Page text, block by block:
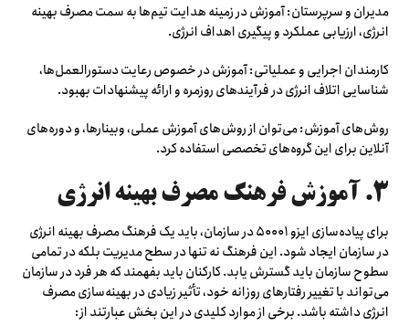
مدیران و سرپرستان: آموزش در زمینه هدایت تیم‌ها به سمت مصرف بهینه
انرژی، ارزیابی عملکرد و پیگیری اهداف انرژی.
کارمندان اجرایی و عملیاتی: آموزش در خصوص رعایت دستورالعمل‌ها،
شناسایی اتلاف انرژی در فرآیندهای روزمره و ارائه پیشنهادات بهبود.
روش‌های آموزش: می‌توان از روش‌های آموزش عملی، وبینارها، و دوره‌های
آنلاین برای این گروه‌های تخصصی استفاده کرد.
۳. آموزش فرهنگ مصرف بهینه انرژی
برای پیاده‌سازی ایزو ۵۰۰۰۱ در سازمان، باید یک فرهنگ مصرف بهینه انرژی
در سازمان ایجاد شود. این فرهنگ نه تنها در سطح مدیریت بلکه در تمامی
سطوح سازمان باید گسترش یابد. کارکنان باید بفهمند که هر فرد در سازمان
می‌تواند با تغییر رفتارهای روزانه خود، تأثیر زیادی در بهینه‌سازی مصرف
انرژی داشته باشد. برخی از موارد کلیدی در این بخش عبارتند از: